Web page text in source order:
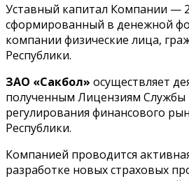
Уставный капитал Компании —
сформированный в денежной
компании физические лица,
Республики.
ЗАО «Сакбол» осуществляет
полученным Лицензиям Службы
регулирования финансового
Республики.
Компанией проводится
разработке новых страховых